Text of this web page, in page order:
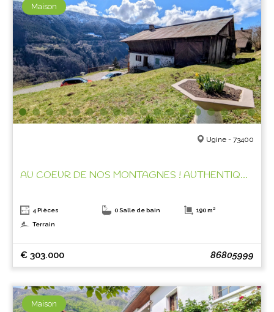
Maison
Ugine - 73400
AU COEUR DE NOS MONTAGNES ! AUTHENTIQUE FERME A REHABILITER !
4 Pièces 0 Salle de bain 190 m²
Terrain
€ 303.000 86805999
Maison